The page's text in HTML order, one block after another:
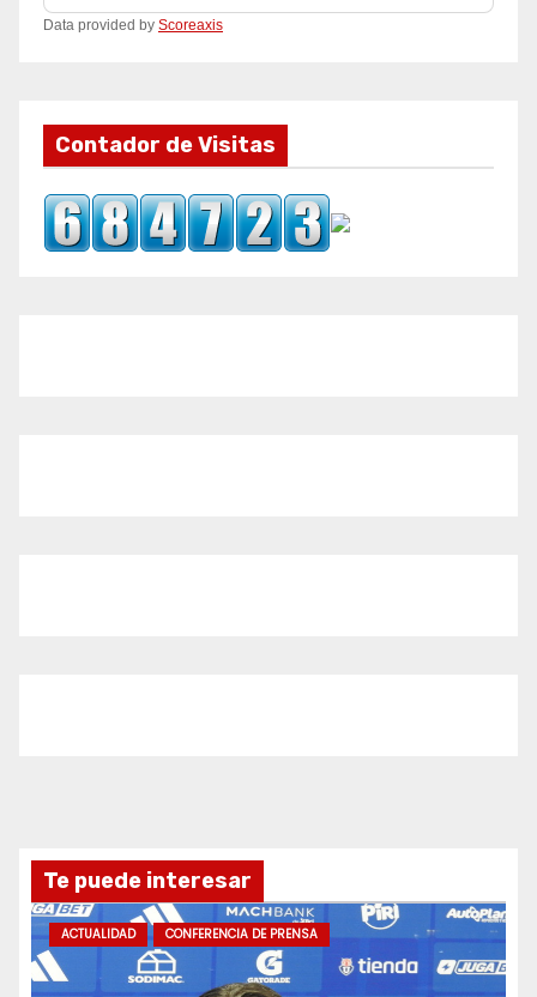
Data provided by Scoreaxis
Contador de Visitas
Te puede interesar
ACTUALIDAD CONFERENCIA DE PRENSA